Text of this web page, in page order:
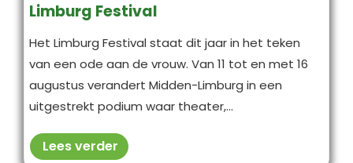
Limburg Festival
Het Limburg Festival staat dit jaar in het teken
van een ode aan de vrouw. Van 11 tot en met 16
augustus verandert Midden-Limburg in een
uitgestrekt podium waar theater,...
Lees verder